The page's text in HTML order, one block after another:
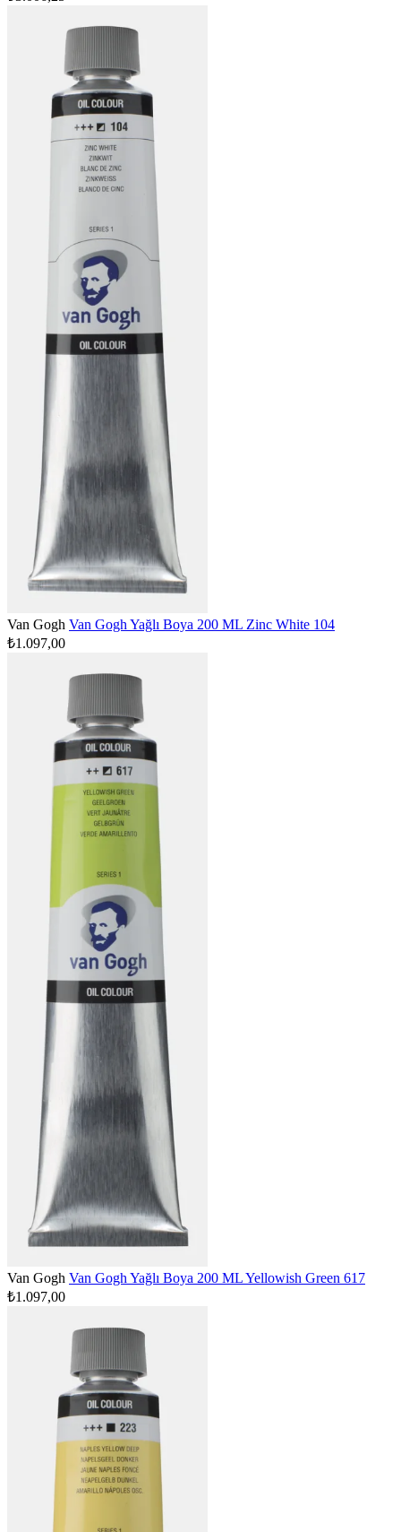
Van Gogh Van Gogh Yağlı Boya 200 ML Zinc White 104
₺1.097,00
Van Gogh Van Gogh Yağlı Boya 200 ML Yellowish Green 617
₺1.097,00